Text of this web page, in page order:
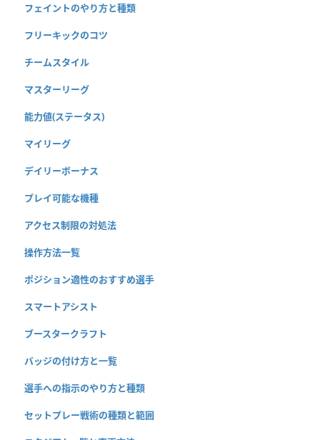
フェイントのやり方と種類
フリーキックのコツ
チームスタイル
マスターリーグ
能力値(ステータス)
マイリーグ
デイリーボーナス
プレイ可能な機種
アクセス制限の対処法
操作方法一覧
ポジション適性のおすすめ選手
スマートアシスト
ブースタークラフト
バッジの付け方と一覧
選手への指示のやり方と種類
セットプレー戦術の種類と範囲